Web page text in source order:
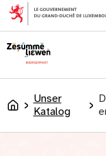
springen
Accueil
Unser
Katalog